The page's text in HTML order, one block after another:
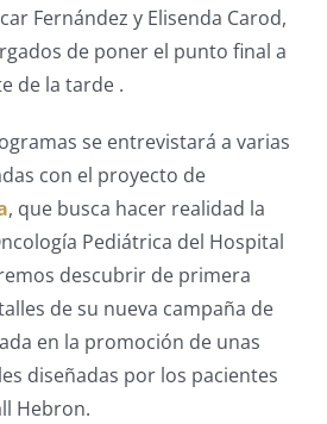
Fernández y Elisenda Carod,
de poner el punto final a
de la tarde .
se entrevistará a varias
con el proyecto de
, que busca hacer realidad la
Pediátrica del Hospital
descubrir de primera
de su nueva campaña de
en la promoción de unas
diseñadas por los pacientes
Hebron.